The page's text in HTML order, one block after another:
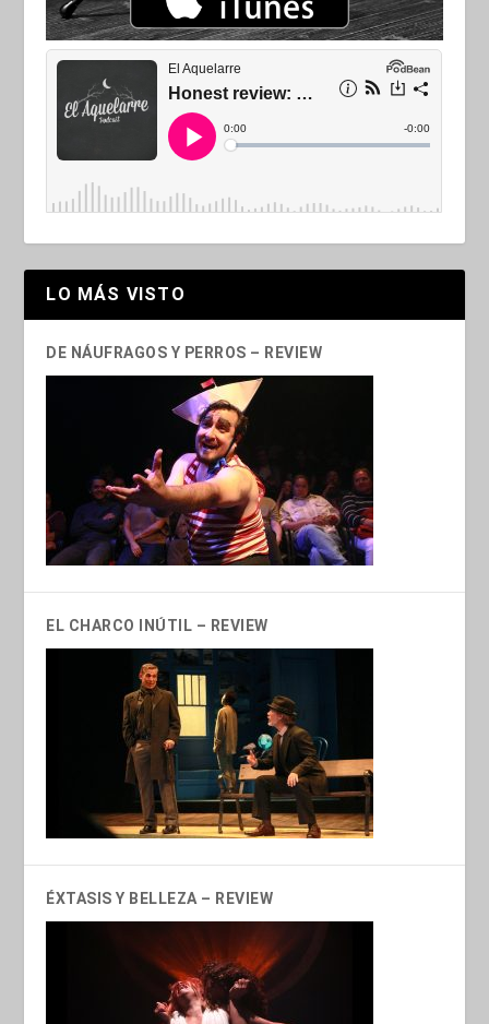
LO MÁS VISTO
DE NÁUFRAGOS Y PERROS – REVIEW
EL CHARCO INÚTIL – REVIEW
ÉXTASIS Y BELLEZA – REVIEW